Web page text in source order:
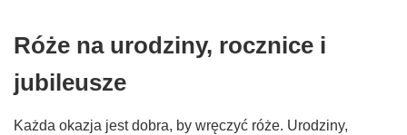
Róże na urodziny, rocznice i
jubileusze
Każda okazja jest dobra, by wręczyć róże. Urodziny,